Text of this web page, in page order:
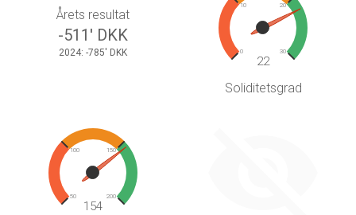
Årets resultat
-511' DKK
2024: -785' DKK 0
10 20
30
22
Soliditetsgrad
50
100 150
200
154